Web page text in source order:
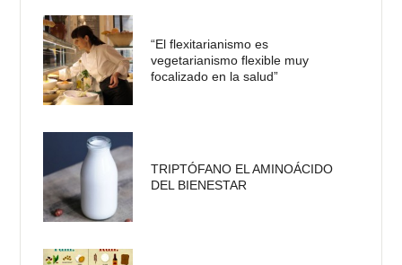
“El flexitarianismo es
vegetarianismo flexible muy
focalizado en la salud”
TRIPTÓFANO EL AMINOÁCIDO
DEL BIENESTAR